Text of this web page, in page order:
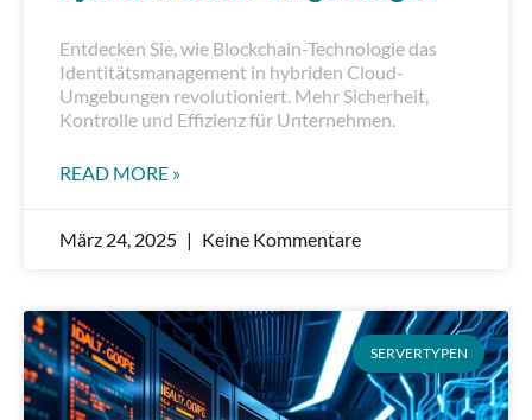
Entdecken Sie, wie Blockchain-Technologie das
Identitätsmanagement in hybriden Cloud-
Umgebungen revolutioniert. Mehr Sicherheit,
Kontrolle und Effizienz für Unternehmen.
READ MORE »
März 24, 2025 Keine Kommentare
SERVERTYPEN